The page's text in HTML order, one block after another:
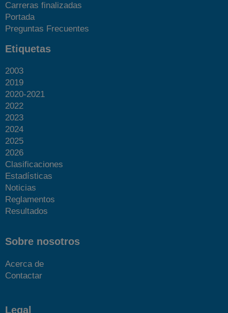
Carreras finalizadas
Portada
Preguntas Frecuentes
Etiquetas
2003
2019
2020-2021
2022
2023
2024
2025
2026
Clasificaciones
Estadísticas
Noticias
Reglamentos
Resultados
Sobre nosotros
Acerca de
Contactar
Legal